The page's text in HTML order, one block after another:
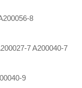
8
7A200040-7
9